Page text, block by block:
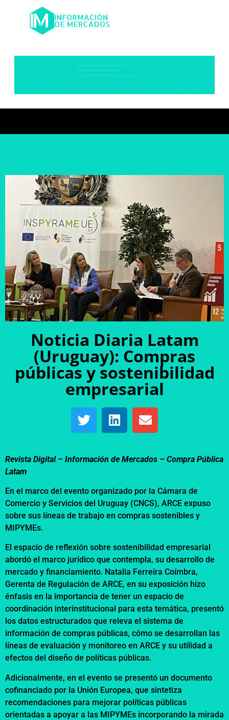
Noticia Diaria Latam
(Uruguay): Compras
públicas y sostenibilidad
empresarial
Revista Digital – Información de Mercados – Compra Pública
Latam
En el marco del evento organizado por la Cámara de
Comercio y Servicios del Uruguay (CNCS), ARCE expuso
sobre sus líneas de trabajo en compras sostenibles y
MIPYMEs.
El espacio de reflexión sobre sostenibilidad empresarial
abordó el marco jurídico que contempla, su desarrollo de
mercado y financiamiento. Natalia Ferreira Coímbra,
Gerenta de Regulación de ARCE, en su exposición hizo
énfasis en la importancia de tener un espacio de
coordinación interinstitucional para esta temática, presentó
los datos estructurados que releva el sistema de
información de compras públicas, cómo se desarrollan las
líneas de evaluación y monitoreo en ARCE y su utilidad a
efectos del diseño de políticas públicas.
Adicionalmente, en el evento se presentó un documento
cofinanciado por la Unión Europea, que sintetiza
recomendaciones para mejorar políticas públicas
orientadas a apoyar a las MIPYMEs incorporando la mirada